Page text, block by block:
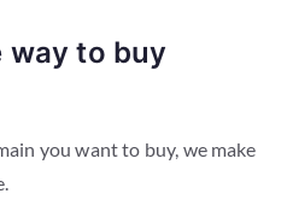
way to buy
you want to buy, we make